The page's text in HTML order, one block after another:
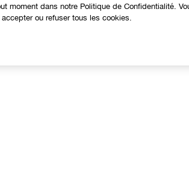
moment dans notre Politique de Confidentialité.
ou refuser tous les cookies.